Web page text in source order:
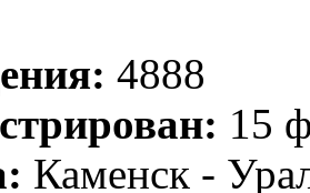
4888
15
Каменск -